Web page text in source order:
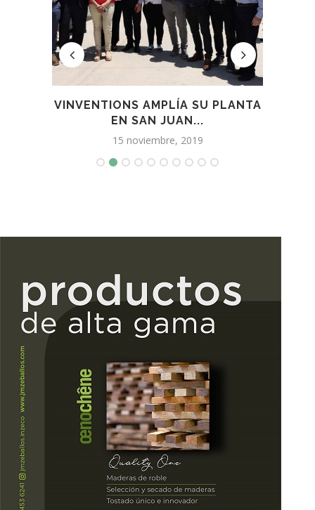
VINVENTIONS AMPLÍA SU PLANTA
EN SAN JUAN...
15 noviembre, 2019